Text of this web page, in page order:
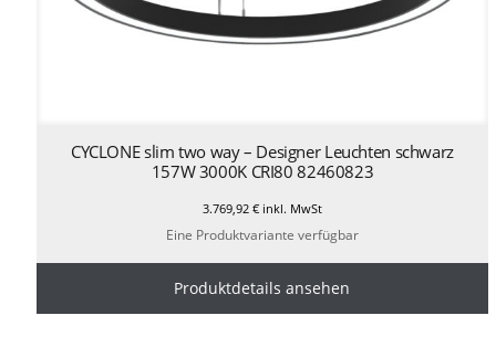
CYCLONE slim two way – Designer Leuchten schwarz
157W 3000K CRI80 82460823
3.769,92 €inkl. MwSt
Eine Produktvariante verfügbar
Produktdetails ansehen